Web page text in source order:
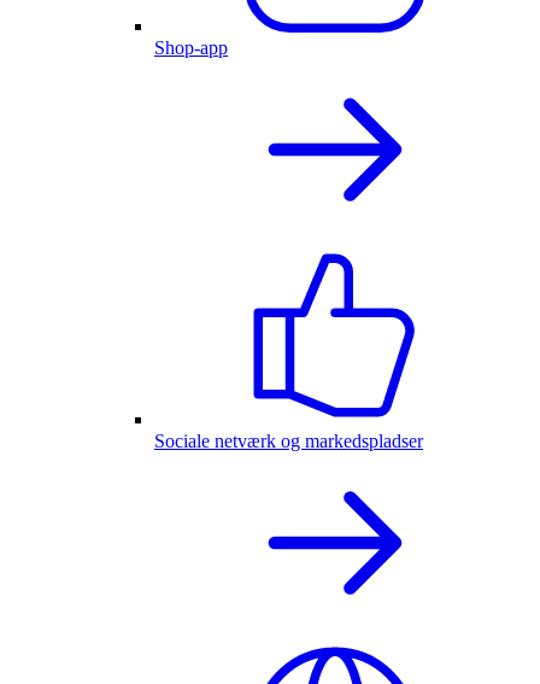
Shop-app
Sociale netværk og markedspladser